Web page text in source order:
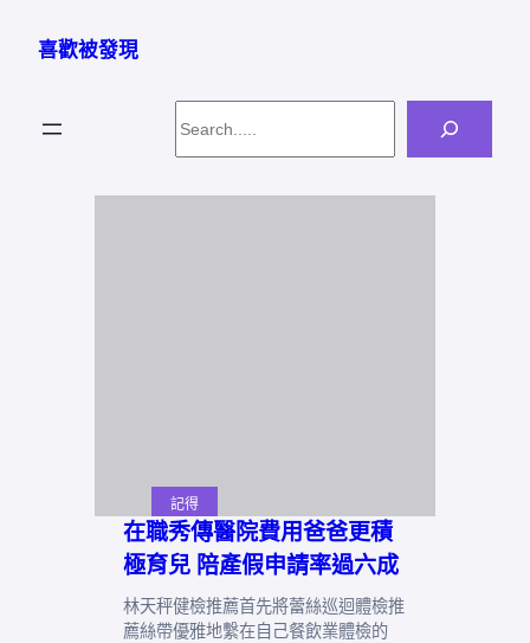
喜歡被發現
記得
在職秀傳醫院費用爸爸更積
極育兒 陪產假申請率過六成
林天秤健檢推薦首先將蕾絲巡迴體檢推
薦絲帶優雅地繫在自己餐飲業體檢的